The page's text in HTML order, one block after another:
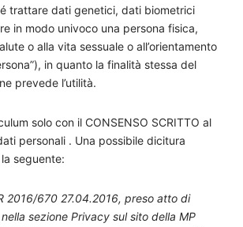
trattare dati genetici, dati biometrici
in modo univoco una persona fisica,
o alla vita sessuale o all’orientamento
in quanto la finalità stessa del
prevede l’utilità.
solo con il CONSENSO SCRITTO al
personali . Una possibile dicitura
seguente:
2016/670 27.04.2016, preso atto di
sezione Privacy sul sito della MP